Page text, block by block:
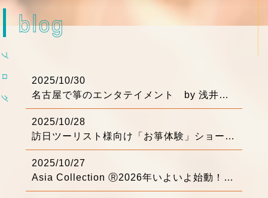
blog
ブ
ロ
グ
2025/10/30
名古屋で箏のエンタテイメント by 浅井りえ
2025/10/28
訪日ツーリスト様向け「お箏体験」ショートムービー by 浅井りえ
2025/10/27
Asia Collection Ⓡ2026年いよいよ始動！ by 浅井りえ